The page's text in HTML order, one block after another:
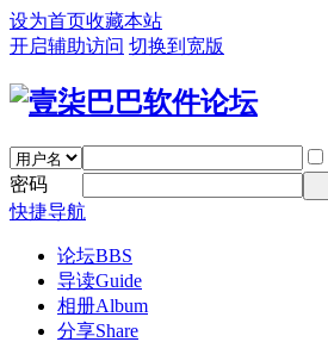
设为首页收藏本站
开启辅助访问 切换到宽版
密码
快捷导航
论坛BBS
导读Guide
相册Album
分享Share